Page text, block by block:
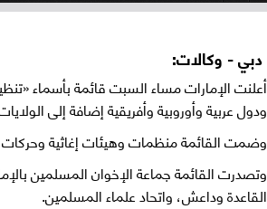
دبي - وكالات:
ودول عربية وأوروبية وأفريقية إضافة إلى
وضمت القائمة منظمات وهيئات إغاثية
وتصدرت القائمة جماعة الإخوان المسلمين
القاعدة وداعش، واتحاد علماء المسلمين.